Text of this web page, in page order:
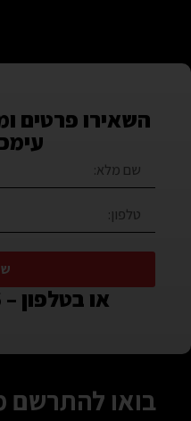
בואו להתרשם
השאירו פרטים
או בטלפון – 077-2319216